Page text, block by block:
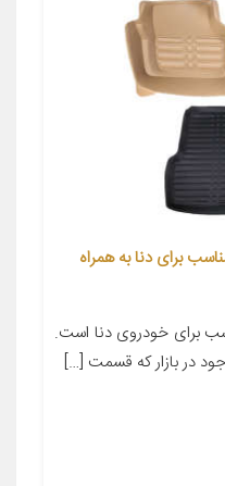
سه بعدی خودرو کد 53 مناسب برای دنا به همراه
برای خودروی دنا است.